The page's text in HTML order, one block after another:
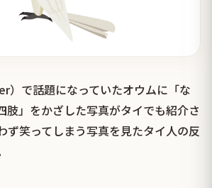
）で話題になっていたオウムに「な
肢」をかざした写真がタイでも紹介さ
ず笑ってしまう写真を見たタイ人の反